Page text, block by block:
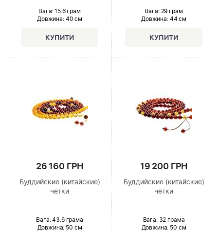
Вага: 15.6 грам
Довжина:40 см
Вага: 29 грам
Довжина:44 см
26 160 ГРН
Буддийские (китайские)
чётки
Вага: 43.6 грама
Довжина: 50 см
19 200 ГРН
Буддийские (китайские)
чётки
Вага: 32 грама
Довжина: 50 см